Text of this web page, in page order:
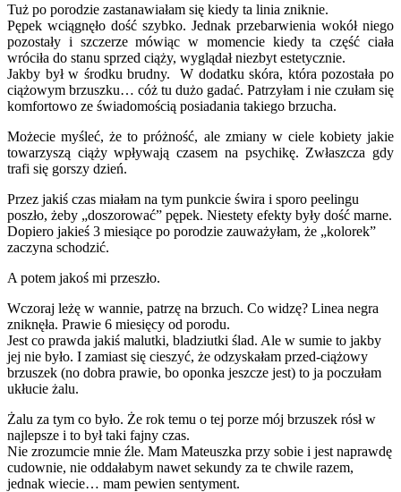
Tuż po porodzie zastanawiałam się kiedy ta linia zniknie.
Pępek wciągnęło dość szybko. Jednak przebarwienia wokół niego
pozostały i szczerze mówiąc w momencie kiedy ta część ciała
wróciła do stanu sprzed ciąży, wyglądał niezbyt estetycznie.
Jakby był w środku brudny. W dodatku skóra, która pozostała po
ciążowym brzuszku… cóż tu dużo gadać. Patrzyłam i nie czułam się
komfortowo ze świadomością posiadania takiego brzucha.
Możecie myśleć, że to próżność, ale zmiany w ciele kobiety jakie
towarzyszą ciąży wpływają czasem na psychikę. Zwłaszcza gdy
trafi się gorszy dzień.
Przez jakiś czas miałam na tym punkcie świra i sporo peelingu
poszło, żeby „doszorować” pępek. Niestety efekty były dość marne.
Dopiero jakieś 3 miesiące po porodzie zauważyłam, że „kolorek”
zaczyna schodzić.
A potem jakoś mi przeszło.
Wczoraj leżę w wannie, patrzę na brzuch. Co widzę? Linea negra
zniknęła. Prawie 6 miesięcy od porodu.
Jest co prawda jakiś malutki, bladziutki ślad. Ale w sumie to jakby
jej nie było. I zamiast się cieszyć, że odzyskałam przed-ciążowy
brzuszek (no dobra prawie, bo oponka jeszcze jest) to ja poczułam
ukłucie żalu.
Żalu za tym co było. Że rok temu o tej porze mój brzuszek rósł w
najlepsze i to był taki fajny czas.
Nie zrozumcie mnie źle. Mam Mateuszka przy sobie i jest naprawdę
cudownie, nie oddałabym nawet sekundy za te chwile razem,
jednak wiecie… mam pewien sentyment.